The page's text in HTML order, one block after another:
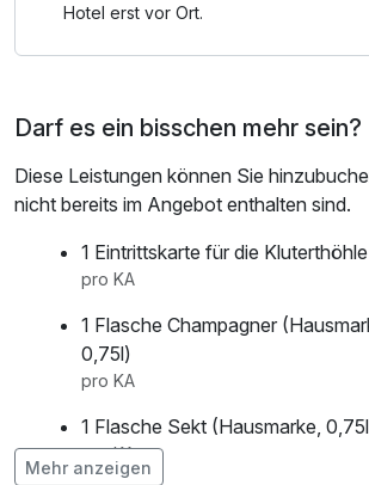
Küche aus.Hotel erst vor Ort.
Darf es ein bisschen mehr sein?
Diese Leistungen können Sie
nicht bereits im Angebot enthalten sind.
1 Eintrittskarte für die Kluterthöhle
pro KA
1 Flasche Champagner
0,75l)
pro KA
1 Flasche Sekt (Hausmarke,
pro KA
Mehr anzeigen